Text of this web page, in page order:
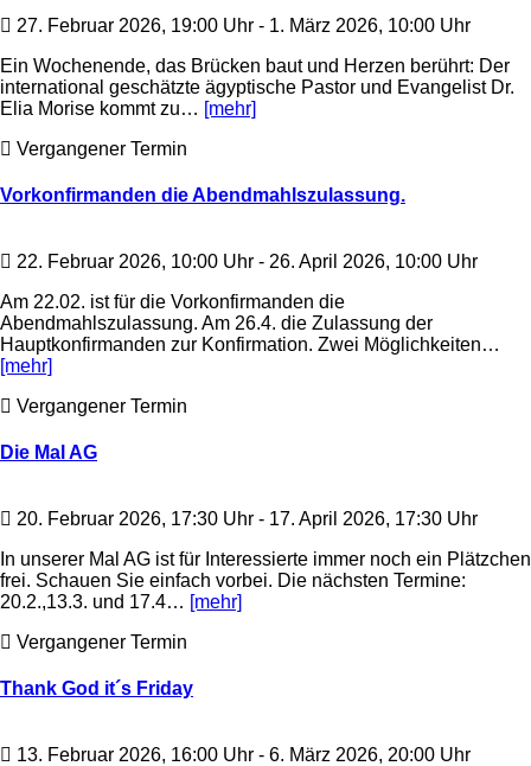
27. Februar 2026, 19:00 Uhr - 1. März 2026, 10:00 Uhr
Ein Wochenende, das Brücken baut und Herzen berührt: Der
international geschätzte ägyptische Pastor und Evangelist Dr.
Elia Morise kommt zu… [mehr]
Vergangener Termin
Vorkonfirmanden die Abendmahlszulassung.
22. Februar 2026, 10:00 Uhr - 26. April 2026, 10:00 Uhr
Am 22.02. ist für die Vorkonfirmanden die
Abendmahlszulassung. Am 26.4. die Zulassung der
Hauptkonfirmanden zur Konfirmation. Zwei Möglichkeiten…
[mehr]
Vergangener Termin
Die Mal AG
20. Februar 2026, 17:30 Uhr - 17. April 2026, 17:30 Uhr
In unserer Mal AG ist für Interessierte immer noch ein Plätzchen
frei. Schauen Sie einfach vorbei. Die nächsten Termine:
20.2.,13.3. und 17.4… [mehr]
Vergangener Termin
Thank God it´s Friday
13. Februar 2026, 16:00 Uhr - 6. März 2026, 20:00 Uhr